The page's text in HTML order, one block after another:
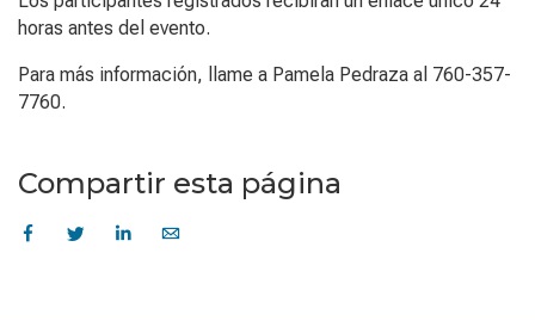
horas antes del evento.
Para más información, llame a Pamela Pedraza al 760-357-
7760.
Compartir esta página